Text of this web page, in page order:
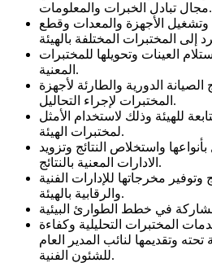
مجال تبادل الخبرات والمعلومات.
الأجهزة والمعدات وقطع
العينات وتحويلها للمختبرات
المعنية.
الدورية والطارئة لأجهزة
المختبرات لإجراء التحاليل.
للهيئة وذلك لاستخدام الأمثل
لمختبرات الهيئة.
واستخلاص النتائج وتزويد
الادارات المعنية بالنتائج.
وتوفير مخرجاتها للإدارات الفنية
والرقابية بالهيئة.
المختبرات التحليلية وكفاءة
وتقديمها لنائب المدير العام
للشئون الفنية.